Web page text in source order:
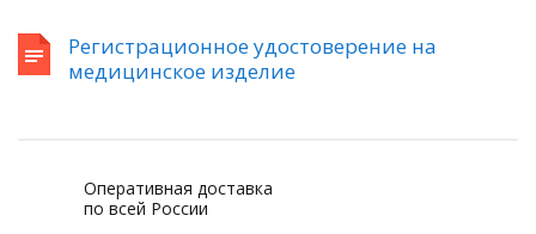
Регистрационное удостоверение на
медицинское изделие
Оперативная доставка
по всей России